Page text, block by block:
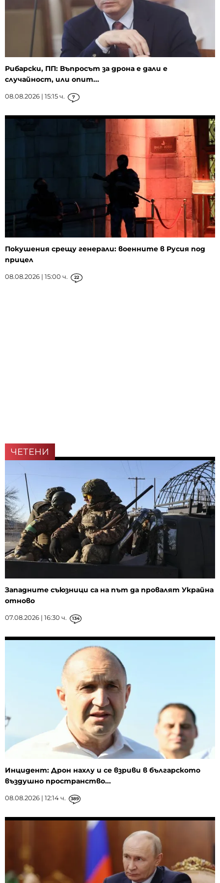
Рибарски, ПП: Въпросът за дрона е дали е
случайност, или опит...
08.08.2026 | 15:15 ч. 7
Покушения срещу генерали: военните в Русия под
прицел
08.08.2026 | 15:00 ч. 22
ЧЕТЕНИ
Западните съюзници са на път да провалят Украйна
отново
07.08.2026 | 16:30 ч. 134
Инцидент: Дрон нахлу и се взриви в българското
въздушно пространство...
08.08.2026 | 12:14 ч. 389